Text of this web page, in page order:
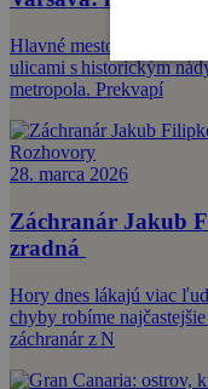
Hlavné mesto Poľska je
ulicami s historickým
metropola. Prekvapí
Rozhovory
28. marca 2026
Záchranár Jakub
zradná
Hory dnes lákajú viac
chyby robíme
záchranár z N